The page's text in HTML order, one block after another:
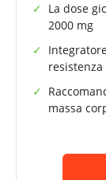
La dose
2000 mg
resistenza
massa